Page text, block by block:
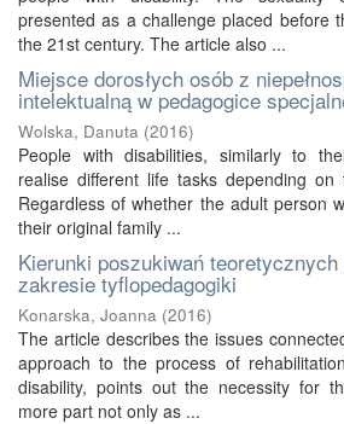
presented as a challenge placed before
the 21st century. The article also ...
Miejsce dorosłych osób z
intelektualną w pedagogice
Wolska, Danuta (2016)
People with disabilities, similarly to
realise different life tasks depending
Regardless of whether the adult person
their original family ...
Kierunki poszukiwań
zakresie tyflopedagogiki
Konarska, Joanna (2016)
The article describes the issues
approach to the process of
disability, points out the necessity for
more part not only as ...